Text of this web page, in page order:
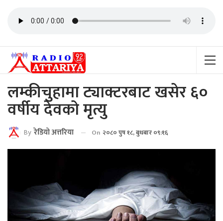
लम्कीचुहामा ट्याक्टरबाट खसेर ६०
वर्षीय देवको मृत्यु
By रेडियाे अत्तरिया On २०८० पुष १८, बुधबार ०९:१६